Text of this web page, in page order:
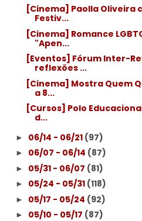
[Cinema] Paolla Oliveira
Festiv...
[Cinema] Romance
"Apen...
[Eventos] Fórum Inter-
reflexões ...
[Cinema] Mostra Quem
a 8...
[Cursos] Polo
d...
► 06/14 - 06/21 (97)
► 06/07 - 06/14 (87)
► 05/31 - 06/07 (81)
► 05/24 - 05/31 (118)
► 05/17 - 05/24 (92)
► 05/10 - 05/17 (87)